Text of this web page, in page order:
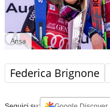
Ansa
Federica Brignone